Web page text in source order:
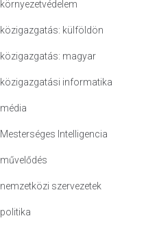
környezetvédelem
közigazgatás: külföldön
közigazgatás: magyar
közigazgatási informatika
média
Mesterséges Intelligencia
művelődés
nemzetközi szervezetek
politika